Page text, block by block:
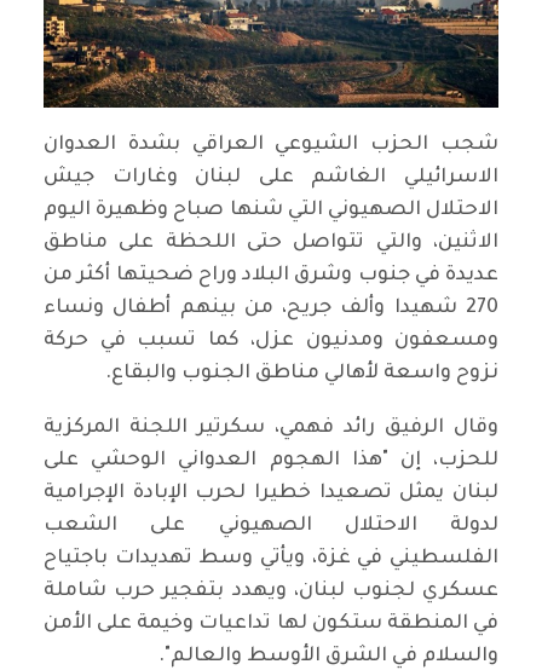
شجب الحزب الشيوعي العراقي بشدة العدوان
الاسرائيلي الغاشم على لبنان وغارات جيش
الاحتلال الصهيوني التي شنها صباح وظهيرة اليوم
الاثنين، والتي تتواصل حتى اللحظة على مناطق
عديدة في جنوب وشرق البلاد وراح ضحيتها أكثر من
270 شهيدا وألف جريح، من بينهم أطفال ونساء
ومسعفون ومدنيون عزل، كما تسبب في حركة
نزوح واسعة لأهالي مناطق الجنوب والبقاع.
وقال الرفيق رائد فهمي، سكرتير اللجنة المركزية
للحزب، إن "هذا الهجوم العدواني الوحشي على
لبنان يمثل تصعيدا خطيرا لحرب الإبادة الإجرامية
لدولة الاحتلال الصهيوني على الشعب
الفلسطيني في غزة، ويأتي وسط تهديدات باجتياح
عسكري لجنوب لبنان، ويهدد بتفجير حرب شاملة
في المنطقة ستكون لها تداعيات وخيمة على الأمن
والسلام في الشرق الأوسط والعالم".